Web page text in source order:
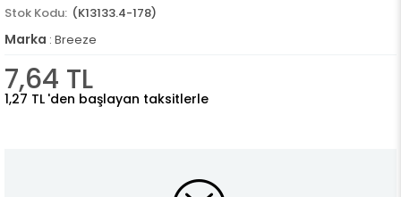
(K13133.4-178)
Marka : Breeze
7,64 TL
1,27 TL 'den başlayan taksitlerle